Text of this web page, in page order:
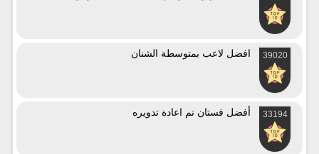
39020 افضل لاعب بمتوسطة الشنان
33194 أفضل فستان تم اعادة تدويره